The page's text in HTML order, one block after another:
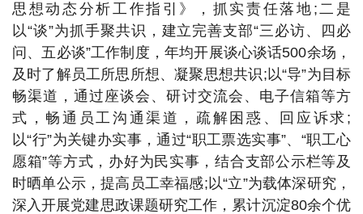
思想动态分析工作指引》，抓实责任落地;二是
以“谈”为抓手聚共识，建立完善支部“三必访、四必
问、五必谈”工作制度，年均开展谈心谈话500余场，
及时了解员工所思所想、凝聚思想共识;以“导”为目标
畅渠道，通过座谈会、研讨交流会、电子信箱等方
式，畅通员工沟通渠道，疏解困惑、回应诉求;
以“行”为关键办实事，通过“职工票选实事”、“职工心
愿箱”等方式，办好为民实事，结合支部公示栏等及
时晒单公示，提高员工幸福感;以“立”为载体深研究，
深入开展党建思政课题研究工作，累计沉淀80余个优